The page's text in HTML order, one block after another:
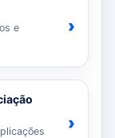
e
›
›